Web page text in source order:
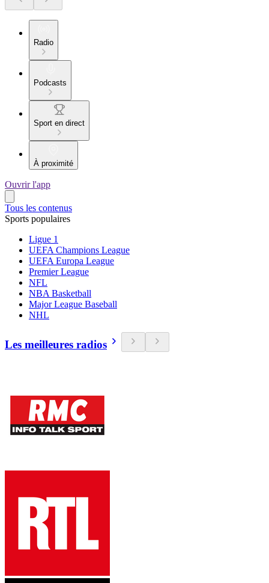
Radio
Podcasts
Sport en direct
À proximité
Ouvrir l'app
Tous les contenus
Sports populaires
Ligue 1
UEFA Champions League
UEFA Europa League
Premier League
NFL
NBA Basketball
Major League Baseball
NHL
Les meilleures radios